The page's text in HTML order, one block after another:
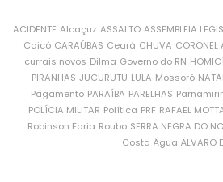
ACIDENTE Alcaçuz ASSALTO ASSEMBLEIA
Caicó CARAÚBAS Ceará CHUVA CORONEL
currais novos Dilma Governo do RN
PIRANHAS JUCURUTU LULA Mossoró
Pagamento PARAÍBA PARELHAS
POLÍCIA MILITAR Política PRF RAFAEL
Robinson Faria Roubo SERRA NEGRA DO
Costa Água ÁLVARO